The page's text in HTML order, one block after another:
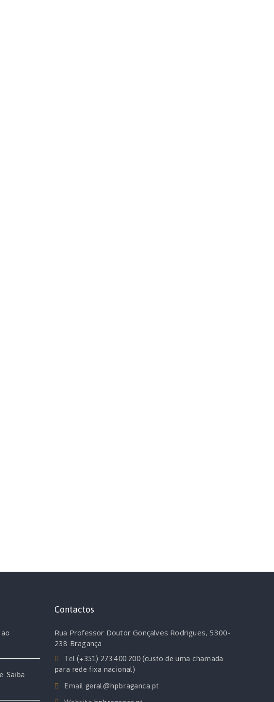
Saiba
Contactos
Rua Professor Doutor Gonçalves Rodrigues, 5300-
238 Bragança
Tel(+351) 273 400 200 (custo de uma chamada
para rede fixa nacional)
Email geral@hpbraganca.pt